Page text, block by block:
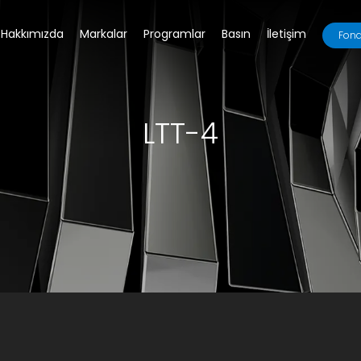
Hakkımızda Markalar Programlar Basın İletişim
LTT-4